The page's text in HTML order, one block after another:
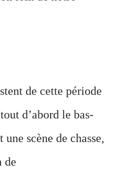
de cette période
d’abord le bas-
scène de chasse,
de